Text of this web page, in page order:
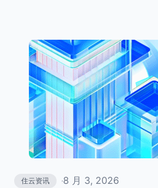
住云资讯 ·8 月 3, 2026